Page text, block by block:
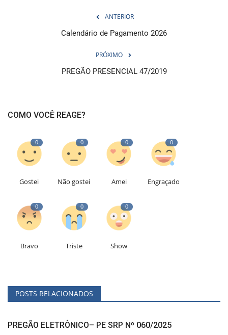
ANTERIOR
Calendário de Pagamento 2026
PRÓXIMO
PREGÃO PRESENCIAL 47/2019
COMO VOCÊ REAGE?
0
Gostei
0
Não gostei
0
Amei
0
Engraçado
0
Bravo
0
Triste
0
Show
POSTS RELACIONADOS
PREGÃO ELETRÔNICO– PE SRP Nº 060/2025